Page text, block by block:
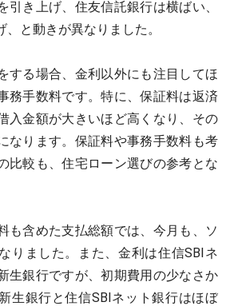
引き上げ、住友信託銀行は横ばい、
と動きが異なりました。
する場合、金利以外にも注目してほ
務手数料です。特に、保証料は返済
入金額が大きいほど高くなり、その
なります。保証料や事務手数料も考
比較も、住宅ローン選びの参考とな
も含めた支払総額では、今月も、ソ
りました。また、金利は住信SBIネ
生銀行ですが、初期費用の少なさか
生銀行と住信SBIネット銀行はほぼ